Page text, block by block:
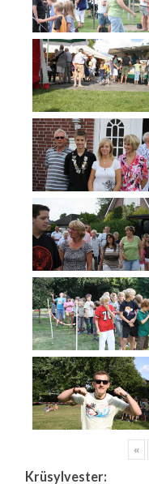
«
Krüsylvester: